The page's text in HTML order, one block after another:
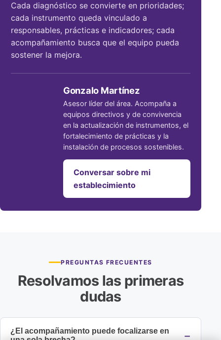
Cada diagnóstico se convierte en prioridades;
cada instrumento queda vinculado a
responsables, prácticas e indicadores; cada
acompañamiento busca que el equipo pueda
sostener la mejora.
Gonzalo Martínez
Asesor líder del área. Acompaña a
equipos directivos y de convivencia
en la actualización de instrumentos, el
fortalecimiento de prácticas y la
instalación de procesos sostenibles.
Conversar sobre mi
establecimiento
PREGUNTAS FRECUENTES
Resolvamos las primeras
dudas
¿El acompañamiento puede focalizarse en